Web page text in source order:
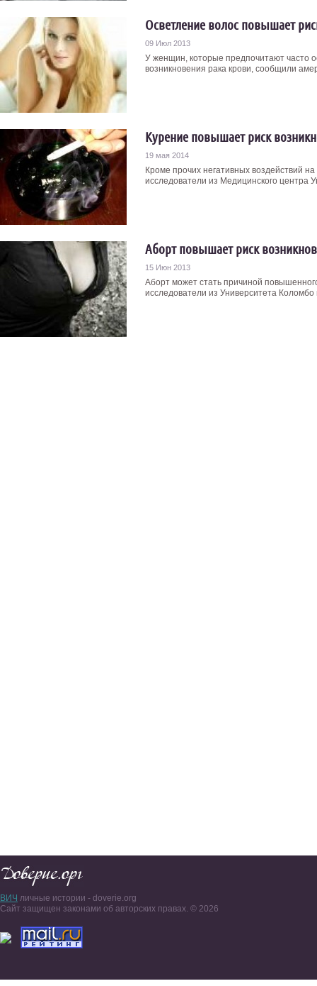
Осветление волос повышает
09 Июл 2013
У женщин, которые предпочитают часто
возникновения рака крови, сообщили
Курение повышает риск
19 мая 2014
Кроме прочих негативных воздействий
исследователи из Медицинского центра
Аборт повышает риск
15 Июн 2013
Аборт может стать причиной
исследователи из Университета
ВИЧ личные истории - doverie.org
Сайт защищен законами об авторских правах. © 2026